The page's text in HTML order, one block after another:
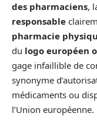
des pharmaciens,
responsable
pharmacie
du logo européen
gage infaillible de
synonyme
médicaments ou
l’Union européenne.